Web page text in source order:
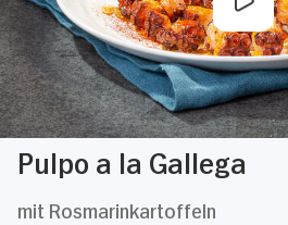
Pulpo a la Gallega
mit Rosmarinkartoffeln